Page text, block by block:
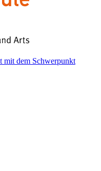
mit dem Schwerpunkt